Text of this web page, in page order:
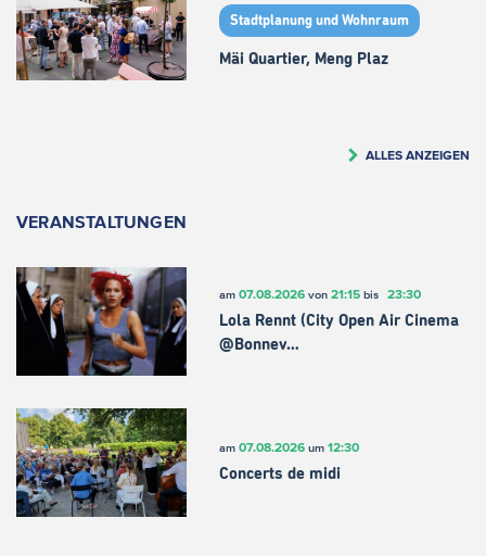
Stadtplanung und Wohnraum
Mäi Quartier, Meng Plaz
ALLES ANZEIGEN
VERANSTALTUNGEN
am 07.08.2026von 21:15bis 23:30
Lola Rennt (City Open Air Cinema
@Bonnev…
am 07.08.2026um 12:30
Concerts de midi